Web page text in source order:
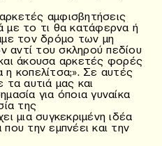
αμφισβητήσεις
με το τι θα κατάφερνα ή
τον δρόμο των μη
αντί του σκληρού πεδίου
άκουσα αρκετές φορές
κοπελίτσα;». Σε αυτές
τα αυτιά μας και
για όποια γυναίκα
της
μια συγκεκριμένη ιδέα
την εμπνέει και την